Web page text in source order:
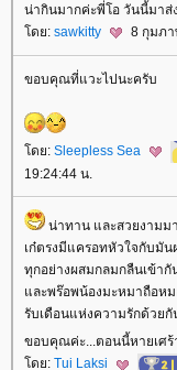
น่ากินมากค่ะพี่โอ วันนี้มาส่
ดย: sawkitty 8 กุมภา
ขอบคุณที่แวะไปนะครับ
ดย: Sleepless Sea
19:24:44 น.
น่าทาน และสวยงามม
เก๋ตรงมีแครอทหัวใจกับมัน
ทุกอย่างผสมกลมกลืนเข้ากั
ละพร๊อพน้องมะหมาถือหม
รับเดือนแห่งความรักด้วย
ขอบคุณค่ะ...ตอนนี้หายเศร้
ดย: Tui Laksi